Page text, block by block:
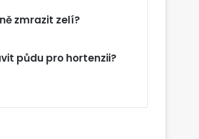
zmrazit zelí?
půdu pro hortenzii?